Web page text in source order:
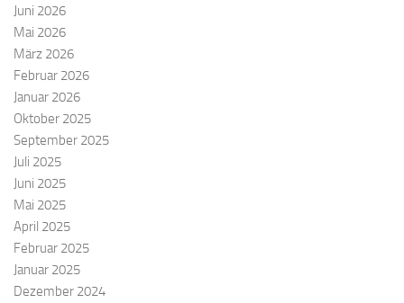
Juni 2026
Mai 2026
März 2026
Februar 2026
Januar 2026
Oktober 2025
September 2025
Juli 2025
Juni 2025
Mai 2025
April 2025
Februar 2025
Januar 2025
Dezember 2024